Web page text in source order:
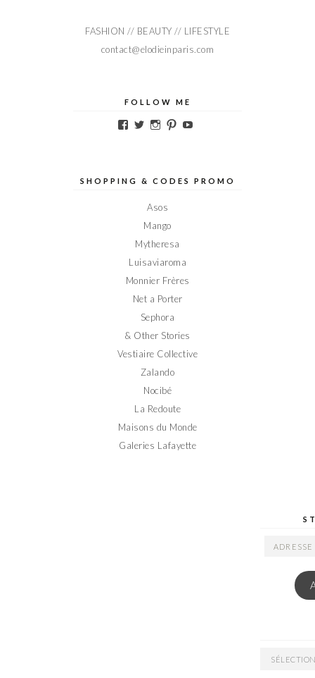
FASHION // BEAUTY // LIFESTYLE
contact@elodieinparis.com
FOLLOW ME
Voir
sur
Voir
sur
Voir
sur
Voir
sur sur
SHOPPING & CODES PROMO
Asos
Mango
Mytheresa
Luisaviaroma
Monnier Frères
Net a Porter
Sephora
& Other Stories
Vestiaire Collective
Zalando
Nocibé
La Redoute
Maisons du Monde
Galeries Lafayette
ADRESSE
ARCHIVES